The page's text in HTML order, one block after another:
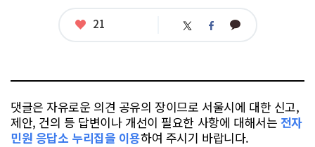
좋
21 트 페 카
댓글은 자유로운 의견 공유의 장이므로 서울시에 대한 신고,
제안, 건의 등 답변이나 개선이 필요한 사항에 대해서는 전자
민원 응답소 누리집을 이용하여 주시기 바랍니다.